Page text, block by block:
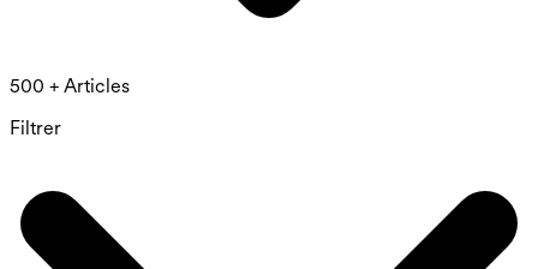
500 + Articles
Filtrer